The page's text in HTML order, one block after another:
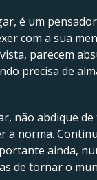
é um pensador
com a sua
parecem
precisa de
não abdique de
a norma.
ainda,
de tornar o